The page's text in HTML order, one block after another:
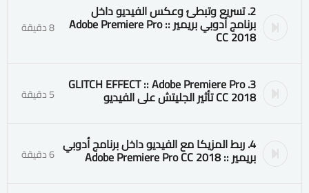
2. تسريع وتبطئ وعكس الفيديو داخل
برنامج أدوبي بريمير :: Adobe Premiere Pro
CC 2018 8 دقيقة
3. GLITCH EFFECT :: Adobe Premiere Pro
CC 2018 تأثير الجليتش على الفيديو 5 دقيقة
4. ربط المزيكا مع الفيديو داخل برنامج أدوبي
بريمير :: Adobe Premiere Pro CC 2018 6 دقيقة